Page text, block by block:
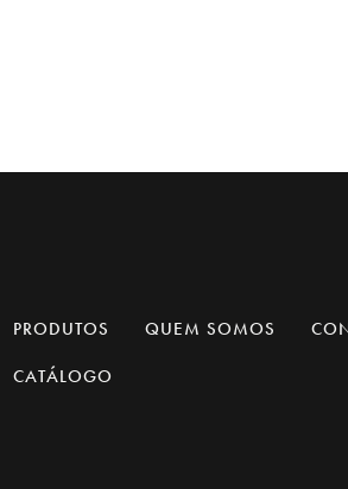
Bíblia 365 NAA Verde: A Palavra de